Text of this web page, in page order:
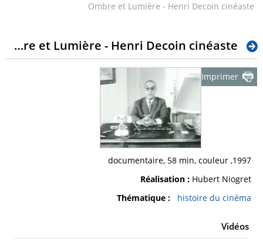
Ombre et Lumière - Henri Decoin cinéaste
Ombre et Lumière - Henri Decoin cinéaste
Imprimer
1997, documentaire, 58 min, couleur
Réalisation : Hubert Niogret
Thématique :
histoire du cinéma
Vidéos